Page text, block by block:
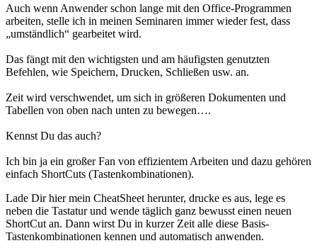
Auch wenn Anwender schon lange mit den Office-Programmen
arbeiten, stelle ich in meinen Seminaren immer wieder fest, dass
„umständlich“ gearbeitet wird.
Das fängt mit den wichtigsten und am häufigsten genutzten
Befehlen, wie Speichern, Drucken, Schließen usw. an.
Zeit wird verschwendet, um sich in größeren Dokumenten und
Tabellen von oben nach unten zu bewegen….
Kennst Du das auch?
Ich bin ja ein großer Fan von effizientem Arbeiten und dazu gehören
einfach ShortCuts (Tastenkombinationen).
Lade Dir hier mein CheatSheet herunter, drucke es aus, lege es
neben die Tastatur und wende täglich ganz bewusst einen neuen
ShortCut an. Dann wirst Du in kurzer Zeit alle diese Basis-
Tastenkombinationen kennen und automatisch anwenden.